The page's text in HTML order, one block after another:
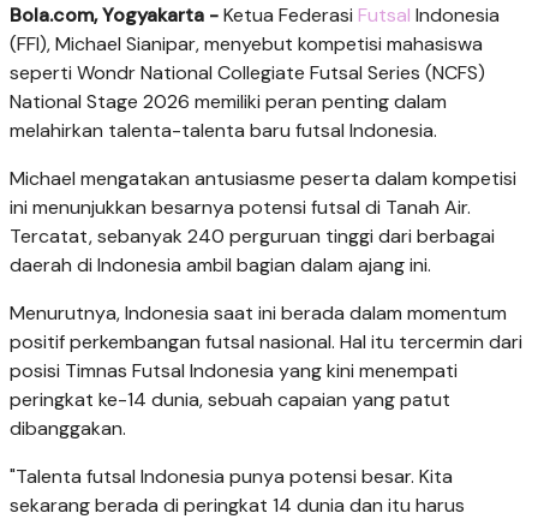
Bola.com, Yogyakarta -Ketua Federasi Futsal Indonesia
(FFI), Michael Sianipar, menyebut kompetisi mahasiswa
seperti Wondr National Collegiate Futsal Series (NCFS)
National Stage 2026 memiliki peran penting dalam
melahirkan talenta-talenta baru futsal Indonesia.
Michael mengatakan antusiasme peserta dalam kompetisi
ini menunjukkan besarnya potensi futsal di Tanah Air.
Tercatat, sebanyak 240 perguruan tinggi dari berbagai
daerah di Indonesia ambil bagian dalam ajang ini.
Menurutnya, Indonesia saat ini berada dalam momentum
positif perkembangan futsal nasional. Hal itu tercermin dari
posisi Timnas Futsal Indonesia yang kini menempati
peringkat ke-14 dunia, sebuah capaian yang patut
dibanggakan.
"Talenta futsal Indonesia punya potensi besar. Kita
sekarang berada di peringkat 14 dunia dan itu harus